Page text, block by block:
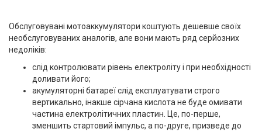
Обслуговувані мотоаккумулятори коштують дешевше своїх
необслуговуваних аналогів, але вони мають ряд серйозних
недоліків:
слід контролювати рівень електроліту і при необхідності
доливати його;
акумуляторні батареї слід експлуатувати строго
вертикально, інакше сірчана кислота не буде омивати
частина електролітичних пластин. Це, по-перше,
зменшить стартовий імпульс, а по-друге, призведе до